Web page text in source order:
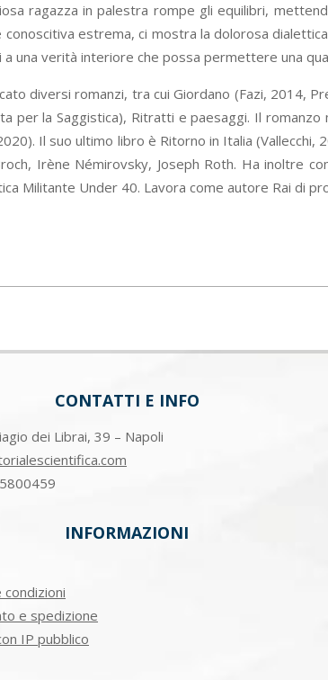
ragazza in palestra rompe gli equilibri,
estrema, ci mostra la dolorosa
una verità interiore che possa permettere una
diversi romanzi, tra cui Giordano (Fazi, 2014,
per la Saggistica), Ritratti e paesaggi. Il
Il suo ultimo libro è Ritorno in Italia
Irène Némirovsky, Joseph Roth. Ha inoltre
Militante Under 40. Lavora come autore Rai di
CONTATTI E INFO
dei Librai, 39 – Napoli
INFORMAZIONI
condizioni
e spedizione
IP pubblico